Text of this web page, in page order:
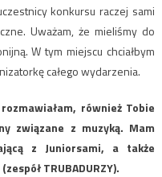
konkursu raczej sami
Uważam, że mieliśmy do
W tym miejscu chciałbym
całego wydarzenia.
również Tobie
związane z muzyką. Mam
z Juniorsami, a także
TRUBADURZY).